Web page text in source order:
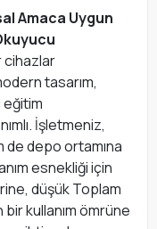
Amaca Uygun
cihazlar
tasarım,
eğitim
İşletmeniz,
de depo ortamına
esnekliği için
düşük Toplam
kullanım ömrüne